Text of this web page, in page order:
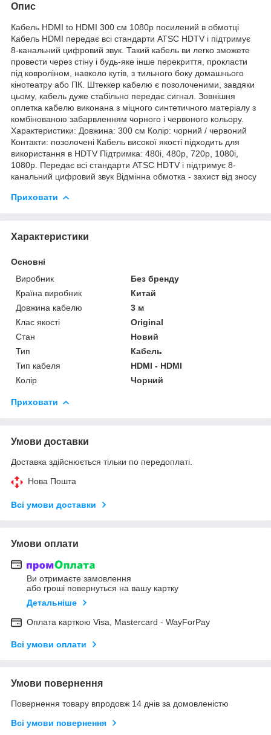
Опис
Кабель HDMI to HDMI 300 см 1080p посилений в обмотці
Кабель HDMI передає всі стандарти ATSC HDTV і підтримує
8-канальний цифровий звук. Такий кабель ви легко зможете
провести через стіну і будь-яке інше перекриття, прокласти
під ковроліном, навколо кутів, з тильного боку домашнього
кінотеатру або ПК. Штеккер кабелю є позолоченими, завдяки
цьому, кабель дуже стабільно передає сигнал. Зовнішня
оплетка кабелю виконана з міцного синтетичного матеріалу з
комбінованою забарвленням чорного і червоного кольору.
Характеристики: Довжина: 300 см Колір: чорний / червоний
Контакти: позолочені Кабель високої якості підходить для
використання в HDTV Підтримка: 480i, 480p, 720p, 1080i,
1080p. Передає всі стандарти ATSC HDTV і підтримує 8-
канальний цифровий звук Відмінна обмотка - захист від зносу
Приховати
Характеристики
Основні
Виробник
Без бренду
Країна виробник
Китай
Довжина кабелю
3 м
Клас якості
Original
Стан
Новий
Тип
Кабель
Тип кабеля
HDMI - HDMI
Колір
Чорний
Приховати
Умови доставки
Доставка здійснюється тільки по передоплаті.
Нова Пошта
Всі умови доставки
Умови оплати
Ви отримаєте замовлення
або гроші повернуться на вашу картку
Детальніше
Оплата карткою Visa, Mastercard - WayForPay
Всі умови оплати
Умови повернення
Повернення товару впродовж 14 днів за домовленістю
Всі умови повернення